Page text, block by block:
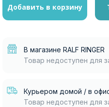
Добавить в корзину
В магазине RALF RINGER
Товар недоступен для
Курьером домой / в
Товар недоступен для